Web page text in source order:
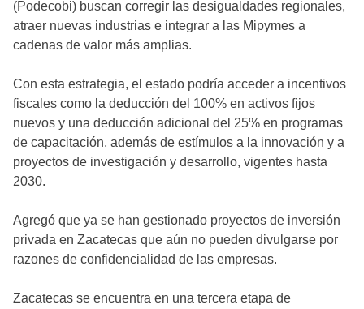
(Podecobi) buscan corregir las desigualdades regionales,
atraer nuevas industrias e integrar a las Mipymes a
cadenas de valor más amplias.
Con esta estrategia, el estado podría acceder a incentivos
fiscales como la deducción del 100% en activos fijos
nuevos y una deducción adicional del 25% en programas
de capacitación, además de estímulos a la innovación y a
proyectos de investigación y desarrollo, vigentes hasta
2030.
Agregó que ya se han gestionado proyectos de inversión
privada en Zacatecas que aún no pueden divulgarse por
razones de confidencialidad de las empresas.
Zacatecas se encuentra en una tercera etapa de